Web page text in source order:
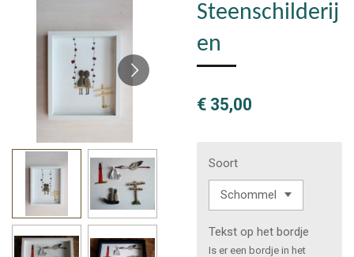
Steenschilderij
en
€ 35,00
Soort
Tekst op het bordje
Is er een bordje in het